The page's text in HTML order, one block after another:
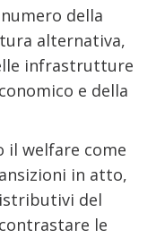
della
alternativa,
infrastrutture
e della
il welfare come
in atto,
del
le